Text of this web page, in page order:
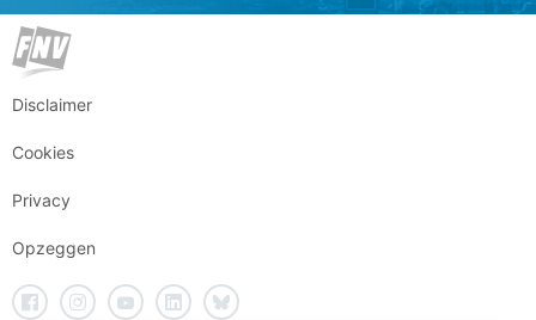
Disclaimer
Cookies
Privacy
Opzeggen